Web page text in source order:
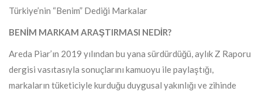
Türkiye’nin “Benim” Dediği Markalar
BENİM MARKAM ARAŞTIRMASI NEDİR?
Areda Piar’ın 2019 yılından bu yana sürdürdüğü, aylık Z Raporu
dergisi vasıtasıyla sonuçlarını kamuoyu ile paylaştığı,
markaların tüketiciyle kurduğu duygusal yakınlığı ve zihinde